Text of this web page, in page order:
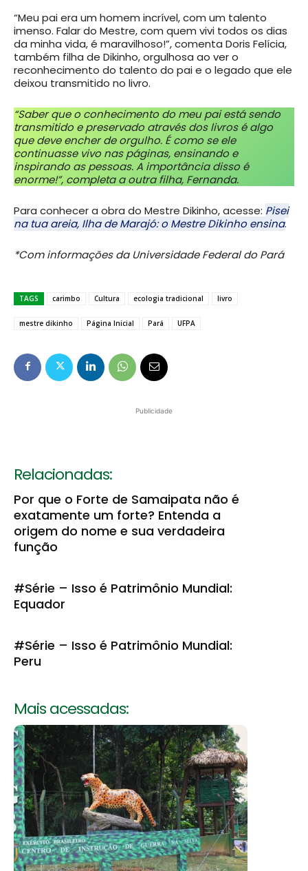
“Meu pai era um homem incrível, com um talento
imenso. Falar do Mestre, com quem vivi todos os dias
da minha vida, é maravilhoso!”, comenta Doris Felícia,
também filha de Dikinho, orgulhosa ao ver o
reconhecimento do talento do pai e o legado que ele
deixou transmitido no livro.
“Saber que o conhecimento do meu pai está sendo
transmitido e preservado através dos livros é algo
que deve encher de orgulho. É como se ele
continuasse vivo nas páginas, ensinando e
inspirando as pessoas. A importância disso é
enorme!”, completa a outra filha, Fernanda.
Para conhecer a obra do Mestre Dikinho, acesse: Pisei
na tua areia, Ilha de Marajó: o Mestre Dikinho ensina.
*Com informações da Universidade Federal do Pará
TAGS carimbo Cultura ecologia tradicional livro
mestre dikinho Página Inicial Pará UFPA
Publicidade
Relacionadas:
Por que o Forte de Samaipata não é
exatamente um forte? Entenda a
origem do nome e sua verdadeira
função
#Série – Isso é Patrimônio Mundial:
Equador
#Série – Isso é Patrimônio Mundial:
Peru
Mais acessadas: